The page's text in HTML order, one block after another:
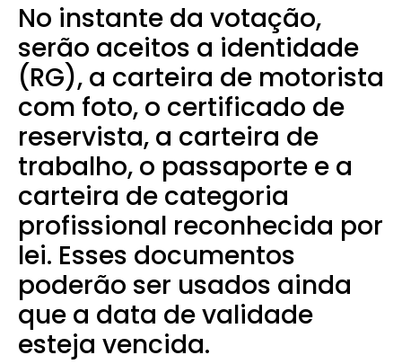
No instante da votação,
serão aceitos a identidade
(RG), a carteira de motorista
com foto, o certificado de
reservista, a carteira de
trabalho, o passaporte e a
carteira de categoria
profissional reconhecida por
lei. Esses documentos
poderão ser usados ainda
que a data de validade
esteja vencida.